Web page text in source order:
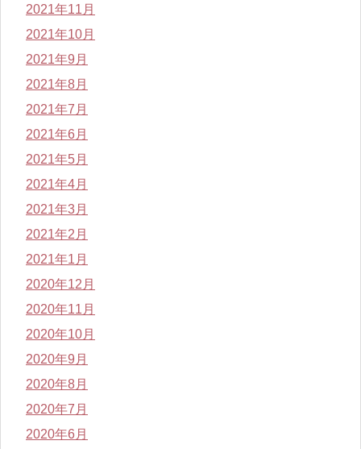
2021年11月
2021年10月
2021年9月
2021年8月
2021年7月
2021年6月
2021年5月
2021年4月
2021年3月
2021年2月
2021年1月
2020年12月
2020年11月
2020年10月
2020年9月
2020年8月
2020年7月
2020年6月